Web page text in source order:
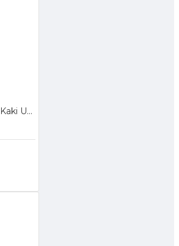
Tongkat Jalan 4 Kaki Untuk Orang Tua Lansia